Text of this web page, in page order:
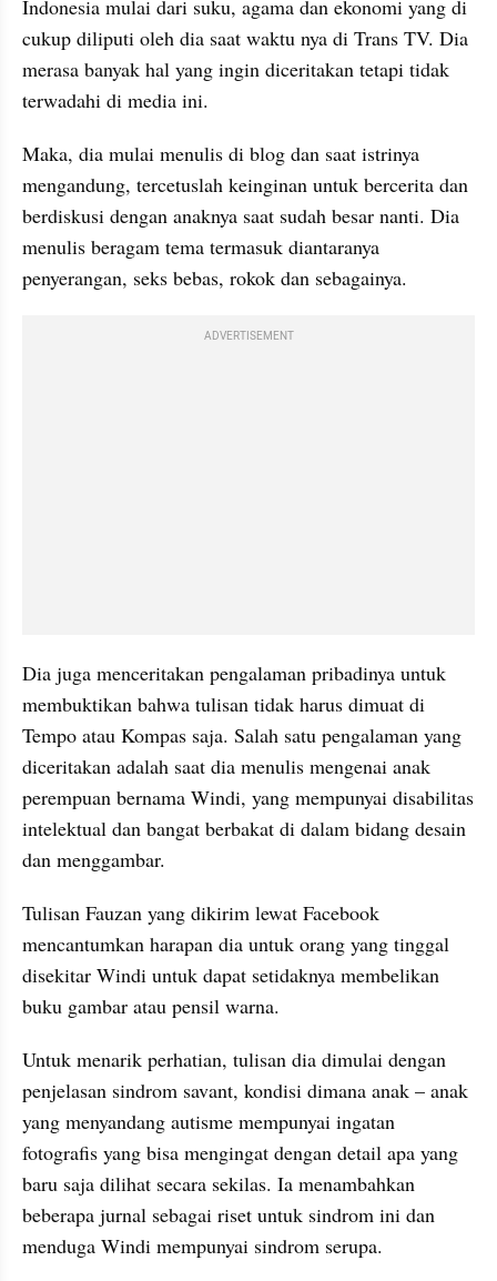
Indonesia mulai dari suku, agama dan ekonomi yang di
cukup diliputi oleh dia saat waktu nya di Trans TV. Dia
merasa banyak hal yang ingin diceritakan tetapi tidak
terwadahi di media ini.
Maka, dia mulai menulis di blog dan saat istrinya
mengandung, tercetuslah keinginan untuk bercerita dan
berdiskusi dengan anaknya saat sudah besar nanti. Dia
menulis beragam tema termasuk diantaranya
penyerangan, seks bebas, rokok dan sebagainya.
ADVERTISEMENT
Dia juga menceritakan pengalaman pribadinya untuk
membuktikan bahwa tulisan tidak harus dimuat di
Tempo atau Kompas saja. Salah satu pengalaman yang
diceritakan adalah saat dia menulis mengenai anak
perempuan bernama Windi, yang mempunyai disabilitas
intelektual dan bangat berbakat di dalam bidang desain
dan menggambar.
Tulisan Fauzan yang dikirim lewat Facebook
mencantumkan harapan dia untuk orang yang tinggal
disekitar Windi untuk dapat setidaknya membelikan
buku gambar atau pensil warna.
Untuk menarik perhatian, tulisan dia dimulai dengan
penjelasan sindrom savant, kondisi dimana anak – anak
yang menyandang autisme mempunyai ingatan
fotografis yang bisa mengingat dengan detail apa yang
baru saja dilihat secara sekilas. Ia menambahkan
beberapa jurnal sebagai riset untuk sindrom ini dan
menduga Windi mempunyai sindrom serupa.